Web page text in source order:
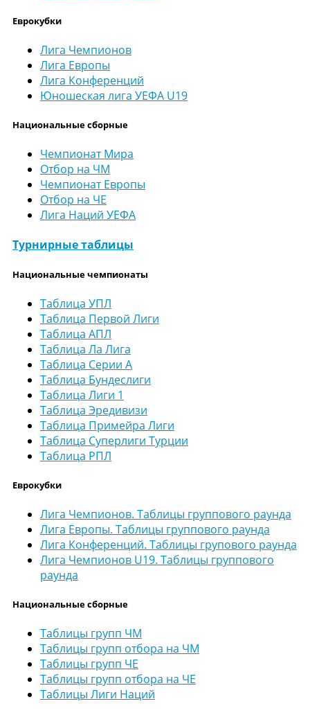
Еврокубки
Лига Чемпионов
Лига Европы
Лига Конференций
Юношеская лига УЕФА U19
Национальные сборные
Чемпионат Мира
Отбор на ЧМ
Чемпионат Европы
Отбор на ЧЕ
Лига Наций УЕФА
Турнирные таблицы
Национальные чемпионаты
Таблица УПЛ
Таблица Первой Лиги
Таблица АПЛ
Таблица Ла Лига
Таблица Серии А
Таблица Бундеслиги
Таблица Лиги 1
Таблица Эредивизи
Таблица Примейра Лиги
Таблица Суперлиги Турции
Таблица РПЛ
Еврокубки
Лига Чемпионов. Таблицы группового раунда
Лига Европы. Таблицы группового раунда
Лига Конференций. Таблицы групового раунда
Лига Чемпионов U19. Таблицы группового
раунда
Национальные сборные
Таблицы групп ЧМ
Таблицы групп отбора на ЧМ
Таблицы групп ЧЕ
Таблицы групп отбора на ЧЕ
Таблицы Лиги Наций